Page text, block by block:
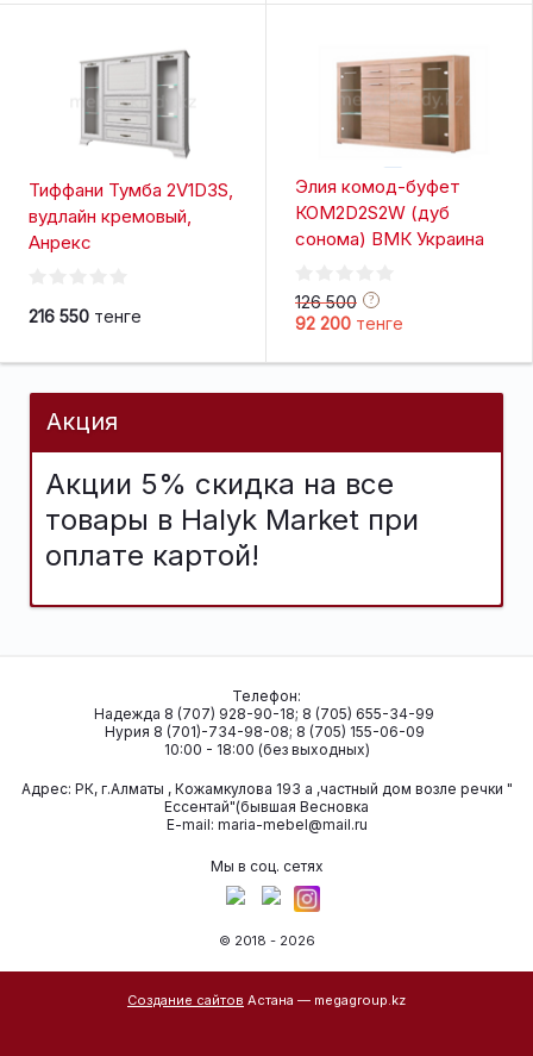
Тиффани Тумба 2V1D3S,
вудлайн кремовый,
Анрекс
216 550 тенге
Элия комод-буфет
КОМ2D2S2W (дуб
сонома) ВМК Украина
126 500
92 200 тенге
Акция
Акции 5% скидка на все
товары в Halyk Market при
оплате картой!
Телефон:
Надежда 8 (707) 928-90-18; 8 (705) 655-34-99
Нурия 8 (701)-734-98-08; 8 (705) 155-06-09
10:00 - 18:00 (без выходных)
Адрес: РК, г.Алматы , Кожамкулова 193 а ,частный дом возле речки "
Ессентай"(бывшая Весновка
Е-mail: maria-mebel@mail.ru
Мы в соц. сетях
© 2018 - 2026
Создание сайтов Астана — megagroup.kz